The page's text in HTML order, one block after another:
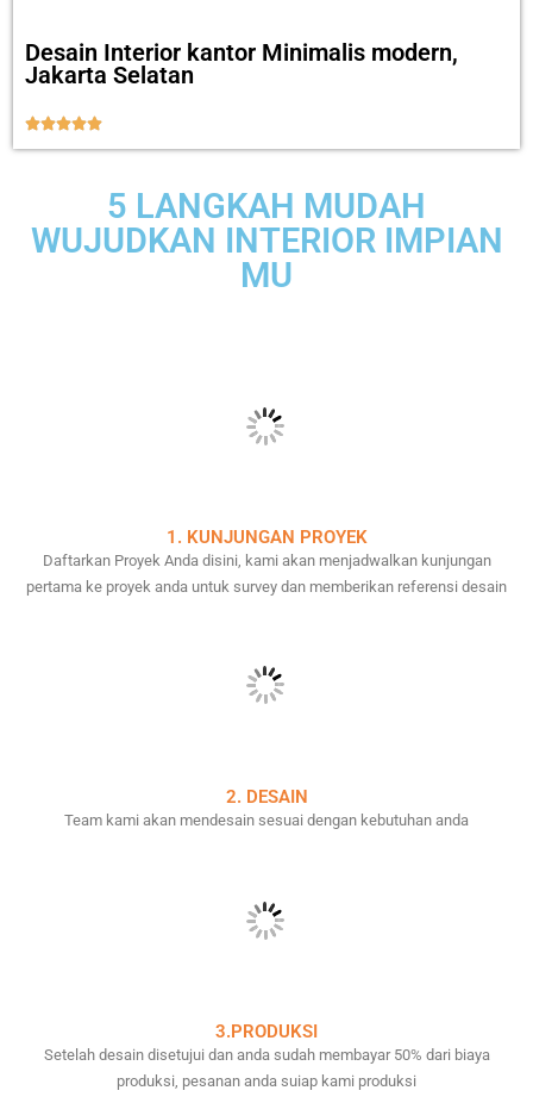
Desain Interior kantor Minimalis modern,
Jakarta Selatan

5 LANGKAH MUDAH
WUJUDKAN INTERIOR IMPIAN
MU
1. KUNJUNGAN PROYEK
Daftarkan Proyek Anda disini, kami akan menjadwalkan kunjungan
pertama ke proyek anda untuk survey dan memberikan referensi desain
2. DESAIN
Team kami akan mendesain sesuai dengan kebutuhan anda
3.PRODUKSI
Setelah desain disetujui dan anda sudah membayar 50% dari biaya
produksi, pesanan anda suiap kami produksi